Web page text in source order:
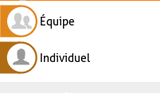
Équipe
Individuel